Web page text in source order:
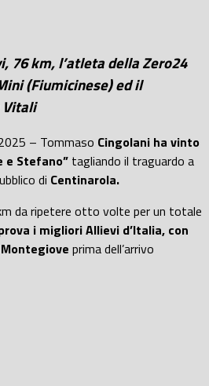
76 km, l’atleta della Zero24
(Fiumicinese) ed il
Vitali
– Tommaso Cingolani ha vinto
e Stefano” tagliando il traguardo a
di Centinarola.
da ripetere otto volte per un totale
i migliori Allievi d’Italia, con
prima dell’arrivo